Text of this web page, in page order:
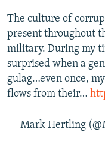
The culture of
present throughout
military. During my
surprised when a
gulag…even once,
flows from their…
— Mark Hertling